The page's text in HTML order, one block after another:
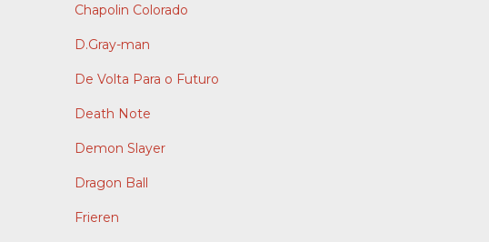
Chapolin Colorado
D.Gray-man
De Volta Para o Futuro
Death Note
Demon Slayer
Dragon Ball
Frieren